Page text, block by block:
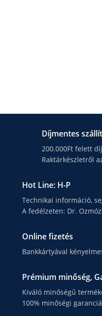
Díjmentes
200.000Ft felett
Raktárkészletről
Hot Line: H-P
Technikai információ,
A fedélzeten: Dr.
Online fizetés
Bankkártyával
Prémium minőség,
Kiváló minőségű
100% minőségi